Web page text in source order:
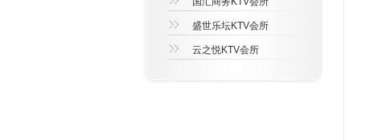
盛世乐坛KTV会所
云之悦KTV会所